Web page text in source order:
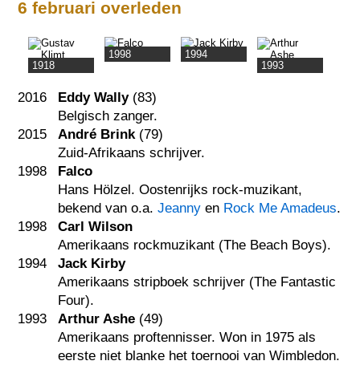
6 februari overleden
1918
1998
1994
1993
2016 Eddy Wally(83)
Belgisch zanger.
2015
André Brink (79)
Zuid-Afrikaans schrijver.
1998
Falco
Hans Hölzel. Oostenrijks rock-muzikant,
bekend van o.a.Jeanny en Rock Me Amadeus.
1998
Carl Wilson
Amerikaans rockmuzikant (The Beach Boys).
1994
Jack Kirby
Amerikaans stripboek schrijver (The Fantastic
Four).
1993
Arthur Ashe (49)
Amerikaans proftennisser. Won in 1975 als
eerste niet blanke het toernooi van Wimbledon.